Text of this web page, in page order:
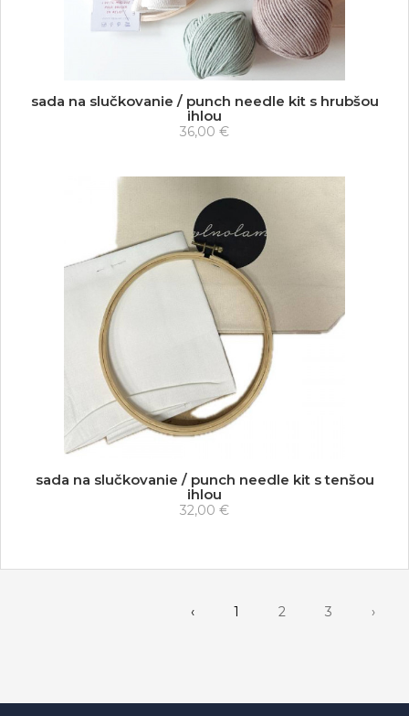
sada na slučkovanie / punch needle kit s hrubšou
ihlou
36,00 €
sada na slučkovanie / punch needle kit s tenšou
ihlou
32,00 €
‹ 1 2 3 ›